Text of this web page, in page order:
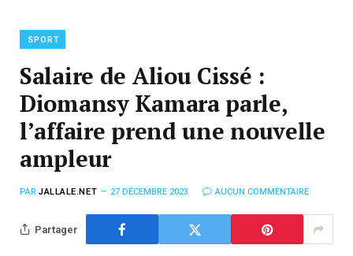
SPORT
Salaire de Aliou Cissé :
Diomansy Kamara parle,
l’affaire prend une nouvelle
ampleur
PAR JALLALE.NET 27 DÉCEMBRE 2023 AUCUN COMMENTAIRE
Partager